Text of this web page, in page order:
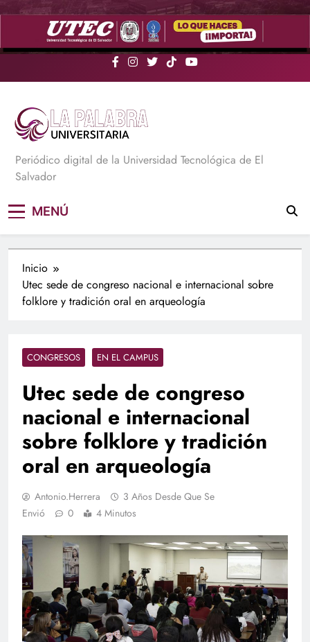
Saltar
La Palabra Universitaria
Periódico digital de la Universidad Tecnológica de El
Salvador
MENÚ
Inicio
Utec sede de congreso nacional e internacional sobre
folklore y tradición oral en arqueología
CONGRESOS EN EL CAMPUS
Utec sede de congreso
nacional e internacional
sobre folklore y tradición
oral en arqueología
Antonio.herrera
3 Años Desde Que Se
Envió
0 4 Minutos